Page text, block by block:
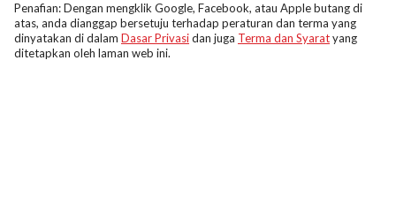
Penafian: Dengan mengklik Google, Facebook, atau Apple butang di
atas, anda dianggap bersetuju terhadap peraturan dan terma yang
dinyatakan di dalam Dasar Privasidan juga Terma dan Syaratyang
ditetapkan oleh laman web ini.